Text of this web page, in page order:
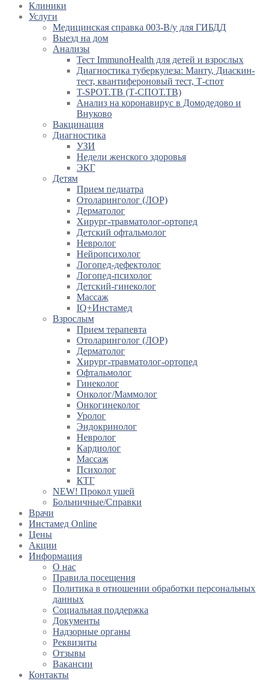
Клиники
Услуги
Медицинская справка 003-В/у для ГИБДД
Выезд на дом
Анализы
Тест ImmunoHealth для детей и взрослых
Диагностика туберкулеза: Манту, Диаскин-
тест, квантифероновый тест, Т-спот
T-SPOT.TB (Т-СПОТ.ТВ)
Анализ на коронавирус в Домодедово и
Внуково
Вакцинация
Диагностика
УЗИ
Недели женского здоровья
ЭКГ
Детям
Прием педиатра
Отоларинголог (ЛОР)
Дерматолог
Хирург-травматолог-ортопед
Детский офтальмолог
Невролог
Нейропсихолог
Логопед-дефектолог
Логопед-психолог
Детский-гинеколог
Массаж
IQ+Инстамед
Взрослым
Прием терапевта
Отоларинголог (ЛОР)
Дерматолог
Хирург-травматолог-ортопед
Офтальмолог
Гинеколог
Онколог/Маммолог
Онкогинеколог
Уролог
Эндокринолог
Невролог
Кардиолог
Массаж
Психолог
КТГ
NEW! Прокол ушей
Больничные/Справки
Врачи
Инстамед Online
Цены
Акции
Информация
О нас
Правила посещения
Политика в отношении обработки персональных
данных
Социальная поддержка
Документы
Надзорные органы
Реквизиты
Отзывы
Вакансии
Контакты